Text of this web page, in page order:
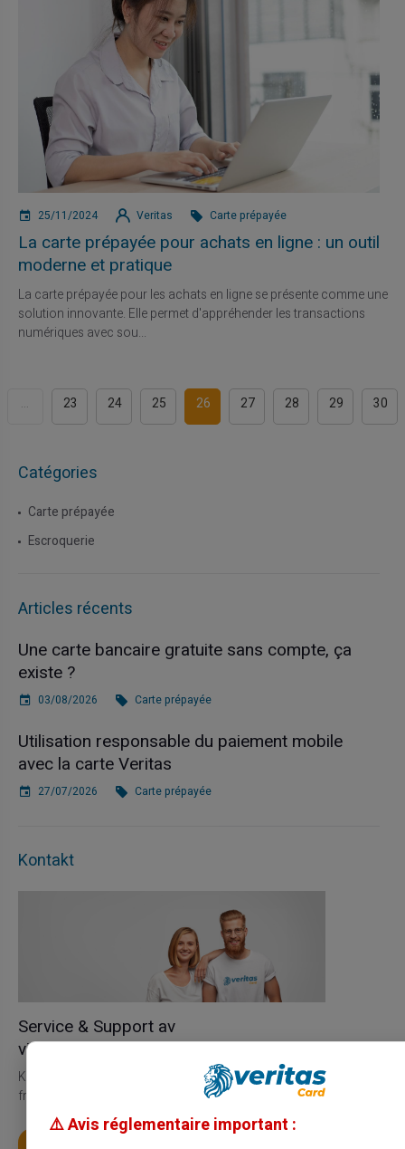
25/11/2024 Veritas Carte prépayée
La carte prépayée pour achats en ligne : un outil
moderne et pratique
La carte prépayée pour les achats en ligne se présente comme une
solution innovante. Elle permet d'appréhender les transactions
numériques avec sou...
... 23 24 25 26 27 28 29 30
Catégories
Carte prépayée
Escroquerie
Articles récents
Une carte bancaire gratuite sans compte, ça
existe ?
03/08/2026 Carte prépayée
Utilisation responsable du paiement mobile
avec la carte Veritas
27/07/2026 Carte prépayée
Kontakt
Service & Support av
virkelige mennesker, ikke roboter
Kundeservice på engelsk til tjeneste med billett 24/24, via telefon
fra mandag til lørdag fra 9h til 18h30
⚠️ Avis réglementaire important :